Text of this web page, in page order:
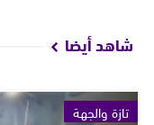
شاهد أيضا
تازة والجهة